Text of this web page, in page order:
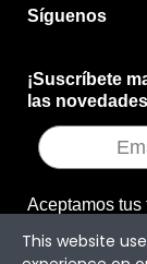
Síguenos
¡Suscríbete
las
Aceptamos tus
This website